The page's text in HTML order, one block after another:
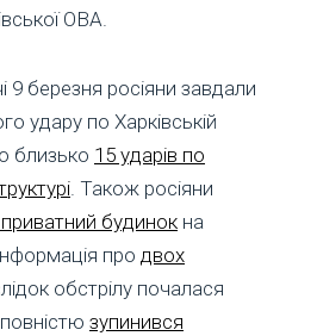
ОВА.
березня росіяни завдали
удару по Харківській
близько 15 ударів по
. Також росіяни
будинок на
про двох
обстрілу почалася
зупинився